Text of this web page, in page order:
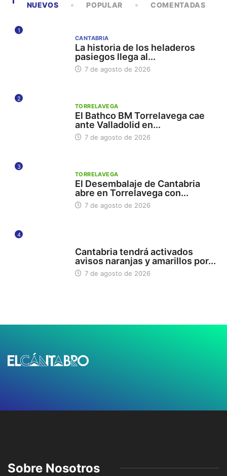
NUEVOS POPULAR COMENTADAS
1
CANTABRIA
La historia de los heladeros
pasiegos llega al...
7 de agosto de 2026
2
TORRELAVEGA
El Bathco BM Torrelavega cae
ante Valladolid en...
7 de agosto de 2026
3
TORRELAVEGA
El Desembalaje de Cantabria
abre en Torrelavega con...
7 de agosto de 2026
4
Cantabria tendrá activados
avisos naranjas y amarillos por...
7 de agosto de 2026
Sobre Nosotros